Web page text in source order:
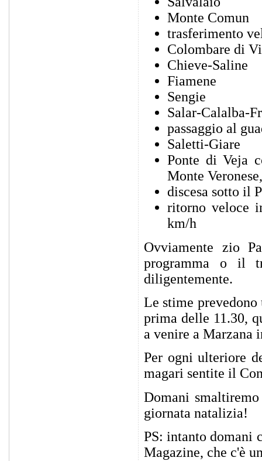
Monte Comun
trasferimento
Colombare di
Chieve-Saline
Fiamene
Sengie
Salar-Calalba-
passaggio al
Saletti-Giare
Ponte di Veja
Monte
discesa sotto il
ritorno veloce
km/h
Ovviamente zio
programma o il
diligentemente.
Le stime
prima delle 11.30,
a venire a Marzana
Per ogni ulteriore
magari sentite il
Domani
giornata natalizia!
PS: intanto domani
Magazine, che c'è